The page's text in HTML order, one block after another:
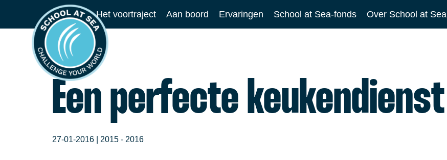
de
School
at
Sea
Het voortraject Aan boord Ervaringen School at Sea-fonds Over School at Sea
Een perfecte keukendienst
27-01-2016 | 2015 - 2016